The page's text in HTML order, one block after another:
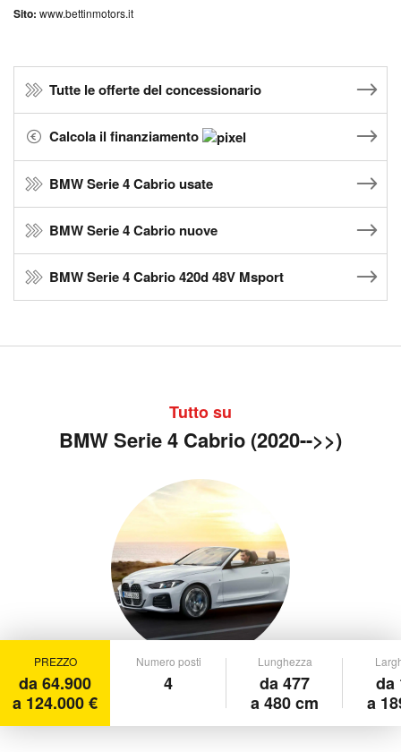
Sito: www.bettinmotors.it
Tutte le offerte del concessionario
Calcola il finanziamento
BMW Serie 4 Cabrio usate
BMW Serie 4 Cabrio nuove
BMW Serie 4 Cabrio 420d 48V Msport
Tutto su
BMW Serie 4 Cabrio (2020-->>)
PREZZO
da 64.900
a 124.000 €
Numero posti
4
Lunghezza
da 477
a 480 cm
da
a